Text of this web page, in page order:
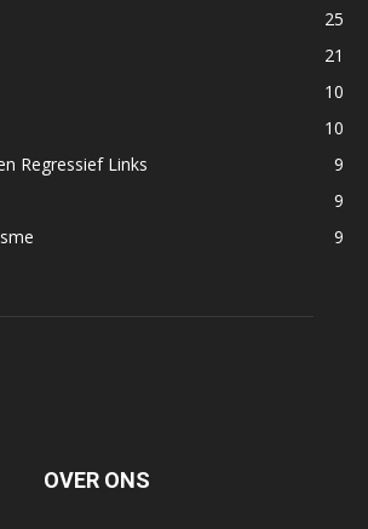
25
21
10
10
Regressief Links
9
9
9
OVER ONS